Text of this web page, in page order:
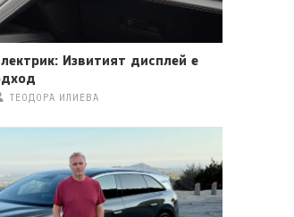
Извитият дисплей е
ТЕОДОРА ИЛИЕВА